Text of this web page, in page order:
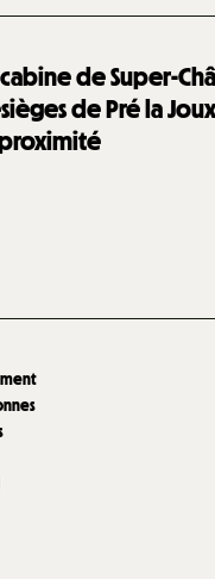
de Super-
de Pré la Joux